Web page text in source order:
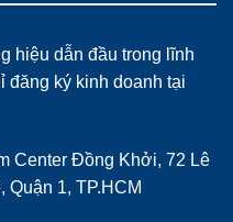
hiệu dẫn đầu trong lĩnh
đăng ký kinh doanh tại
Center Đồng Khởi, 72 Lê
1, TP.HCM